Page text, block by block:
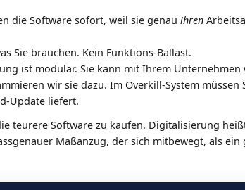
die Software sofort, weil sie genau ihren
Sie brauchen. Kein Funktions-Ballast.
ist modular. Sie kann mit Ihrem Unternehmen
wir sie dazu. Im Overkill-System müssen
Update liefert.
teurere Software zu kaufen. Digitalisierung
Maßanzug, der sich mitbewegt, als